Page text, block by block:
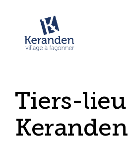
Tiers-lieu
Keranden